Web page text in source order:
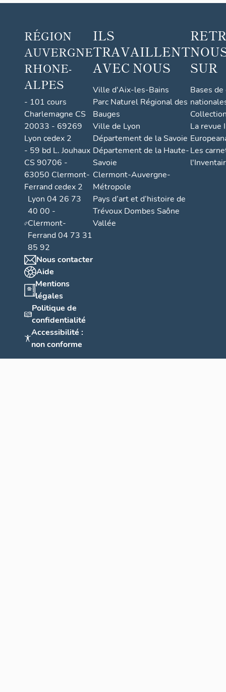
RÉGION
AUVERGNE
RHONE-
ALPES
- 101 cours
Charlemagne CS
20033 - 69269
Lyon cedex 2
- 59 bd L. Jouhaux
CS 90706 -
63050 Clermont-
Ferrand cedex 2
Lyon 04 26 73
40 00 -
Clermont-
Ferrand 04 73 31
85 92
Nous contacter
Aide
Mentions
légales
Politique de
confidentialité
Accessibilité :
non conforme
ILS
TRAVAILLENT
AVEC NOUS
Ville d'Aix-les-Bains
Parc Naturel Régional des
Bauges
Ville de Lyon
Département de la Savoie
Département de la Haute-
Savoie
Clermont-Auvergne-
Métropole
Pays d’art et d’histoire de
Trévoux Dombes Saône
Vallée
SUR
Bases
La revue
Les